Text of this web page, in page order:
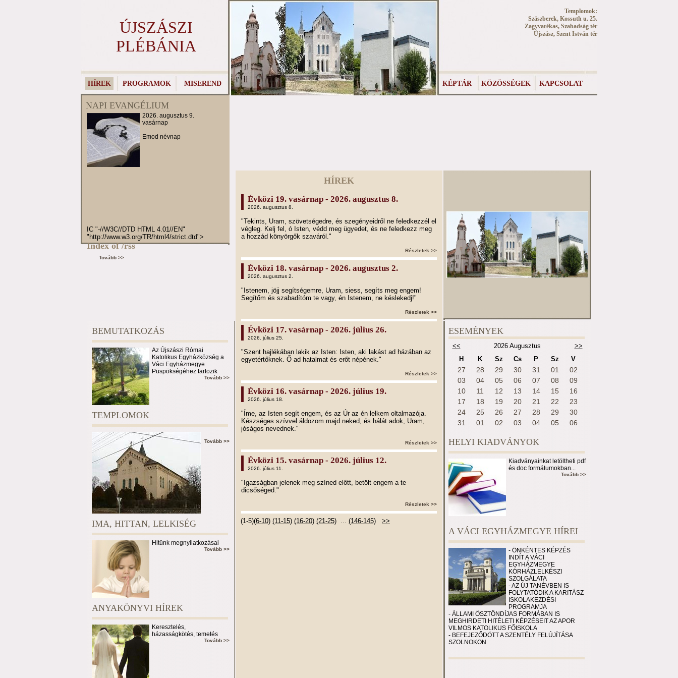
ÚJSZÁSZI
PLÉBÁNIA
Templomok:
Szászberek, Kossuth u. 25.
Zagyvarékas, Szabadság tér
Újszász, Szent István tér
HÍREK PROGRAMOK MISEREND KÉPTÁR KÖZÖSSÉGEK KAPCSOLAT
NAPI EVANGÉLIUM
2026. augusztus 9.
vasárnap
Emod névnap
IC "-//W3C//DTD HTML 4.01//EN"
"http://www.w3.org/TR/html4/strict.dtd">
Index of /rss
Tovább >>
HÍREK
Évközi 19. vasárnap - 2026. augusztus 8.
2026. augusztus 8.
"Tekints, Uram, szövetségedre, és szegényeidről ne feledkezzél el
végleg. Kelj fel, ó Isten, védd meg ügyedet, és ne feledkezz meg
a hozzád könyörgők szaváról."
Részletek >>
Évközi 18. vasárnap - 2026. augusztus 2.
2026. augusztus 2.
"Istenem, jöjj segítségemre, Uram, siess, segíts meg engem!
Segítőm és szabadítóm te vagy, én Istenem, ne késlekedj!"
Részletek >>
Évközi 17. vasárnap - 2026. július 26.
2026. július 25.
"Szent hajlékában lakik az Isten: Isten, aki lakást ad házában az
egyetértőknek. Ő ad hatalmat és erőt népének."
Részletek >>
Évközi 16. vasárnap - 2026. július 19.
2026. július 18.
"Íme, az Isten segít engem, és az Úr az én lelkem oltalmazója.
Készséges szívvel áldozom majd neked, és hálát adok, Uram,
jóságos nevednek."
Részletek >>
Évközi 15. vasárnap - 2026. július 12.
2026. július 11.
"Igazságban jelenek meg színed előtt, betölt engem a te
dicsőséged."
Részletek >>
(1-5)(6-10) (11-15) (16-20) (21-25) ... (146-145) >>
BEMUTATKOZÁS
Az Újszászi Római
Katolikus Egyházközség a
Váci Egyházmegye
Püspökségéhez tartozik
Tovább >>
TEMPLOMOK
Tovább >>
IMA, HITTAN, LELKISÉG
Hitünk megnyilatkozásai
Tovább >>
ANYAKÖNYVI HÍREK
Keresztelés,
házasságkötés, temetés
Tovább >>
ESEMÉNYEK
<< 2026 Augusztus
>>
H
K Sz Cs P Sz V
27 28 29 30 31 01
02
03
04 05 06 07 08
09
10
11 12 13 14 15
16
17
18 19 20 21 22
23
24
25 26 27 28 29
30
31
01 02 03 04 05 06
HELYI KIADVÁNYOK
Kiadványainkat letöltheti pdf
és doc formátumokban...
Tovább >>
A VÁCI EGYHÁZMEGYE HÍREI
- ÖNKÉNTES KÉPZÉS
INDÍT A VÁCI
EGYHÁZMEGYE
KÓRHÁZLELKÉSZI
SZOLGÁLATA
- AZ ÚJ TANÉVBEN IS
FOLYTATÓDIK A KARITÁSZ
ISKOLAKEZDÉSI
PROGRAMJA
- ÁLLAMI ÖSZTÖNDÍJAS FORMÁBAN IS
MEGHIRDETI HITÉLETI KÉPZÉSEIT AZ APOR
VILMOS KATOLIKUS FŐISKOLA
- BEFEJEZŐDÖTT A SZENTÉLY FELÚJÍTÁSA
SZOLNOKON